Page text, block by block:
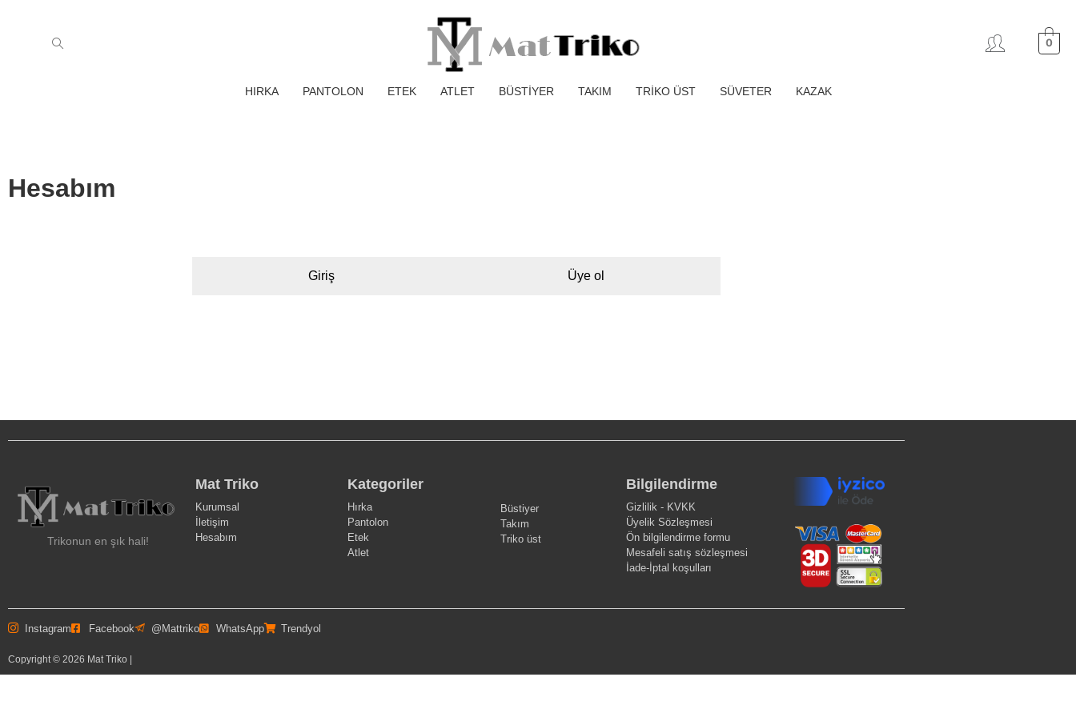
0
HIRKA PANTOLON ETEK ATLET BÜSTİYER TAKIM TRİKO ÜST SÜVETER KAZAK
Hesabım
Giriş Üye ol
Trikonun en şık hali!
Mat Triko
Kurumsal
İletişim
Hesabım
Kategoriler
Hırka
Pantolon
Etek
Atlet
Büstiyer
Takım
Triko üst
Bilgilendirme
Gizlilik - KVKK
Üyelik Sözleşmesi
Ön bilgilendirme formu
Mesafeli satış sözleşmesi
İade-İptal koşulları
Instagram Facebook @Mattriko WhatsApp Trendyol
Copyright © 2026 Mat Triko |